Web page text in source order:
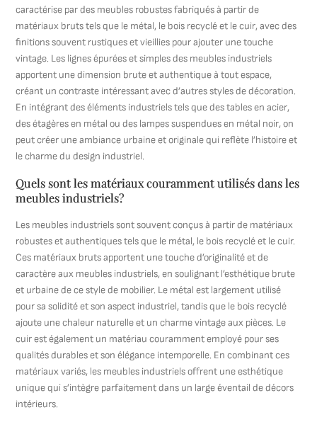
caractérise par des meubles robustes fabriqués à partir de
matériaux bruts tels que le métal, le bois recyclé et le cuir, avec des
finitions souvent rustiques et vieillies pour ajouter une touche
vintage. Les lignes épurées et simples des meubles industriels
apportent une dimension brute et authentique à tout espace,
créant un contraste intéressant avec d’autres styles de décoration.
En intégrant des éléments industriels tels que des tables en acier,
des étagères en métal ou des lampes suspendues en métal noir, on
peut créer une ambiance urbaine et originale qui reflète l’histoire et
le charme du design industriel.
Quels sont les matériaux couramment utilisés dans les
meubles industriels?
Les meubles industriels sont souvent conçus à partir de matériaux
robustes et authentiques tels que le métal, le bois recyclé et le cuir.
Ces matériaux bruts apportent une touche d’originalité et de
caractère aux meubles industriels, en soulignant l’esthétique brute
et urbaine de ce style de mobilier. Le métal est largement utilisé
pour sa solidité et son aspect industriel, tandis que le bois recyclé
ajoute une chaleur naturelle et un charme vintage aux pièces. Le
cuir est également un matériau couramment employé pour ses
qualités durables et son élégance intemporelle. En combinant ces
matériaux variés, les meubles industriels offrent une esthétique
unique qui s’intègre parfaitement dans un large éventail de décors
intérieurs.